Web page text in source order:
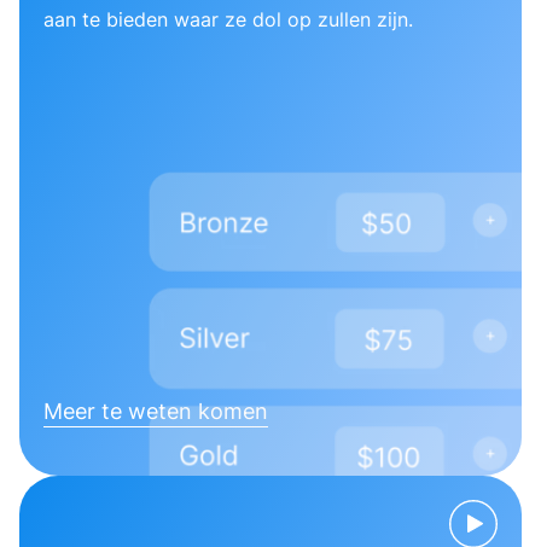
aan te bieden waar ze dol op zullen zijn.
Meer te weten komen